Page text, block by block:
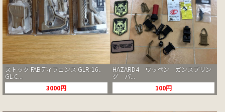
ストック FABディフェンス GLR-16、
GL-C...
3000円
HAZARD4 ワッペン ガンスプリン
グ パ...
100円